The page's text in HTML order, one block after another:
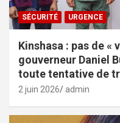
SÉCURITÉ URGENCE
Kinshasa : pas de
gouverneur Daniel
toute tentative de
2 juin 2026 admin